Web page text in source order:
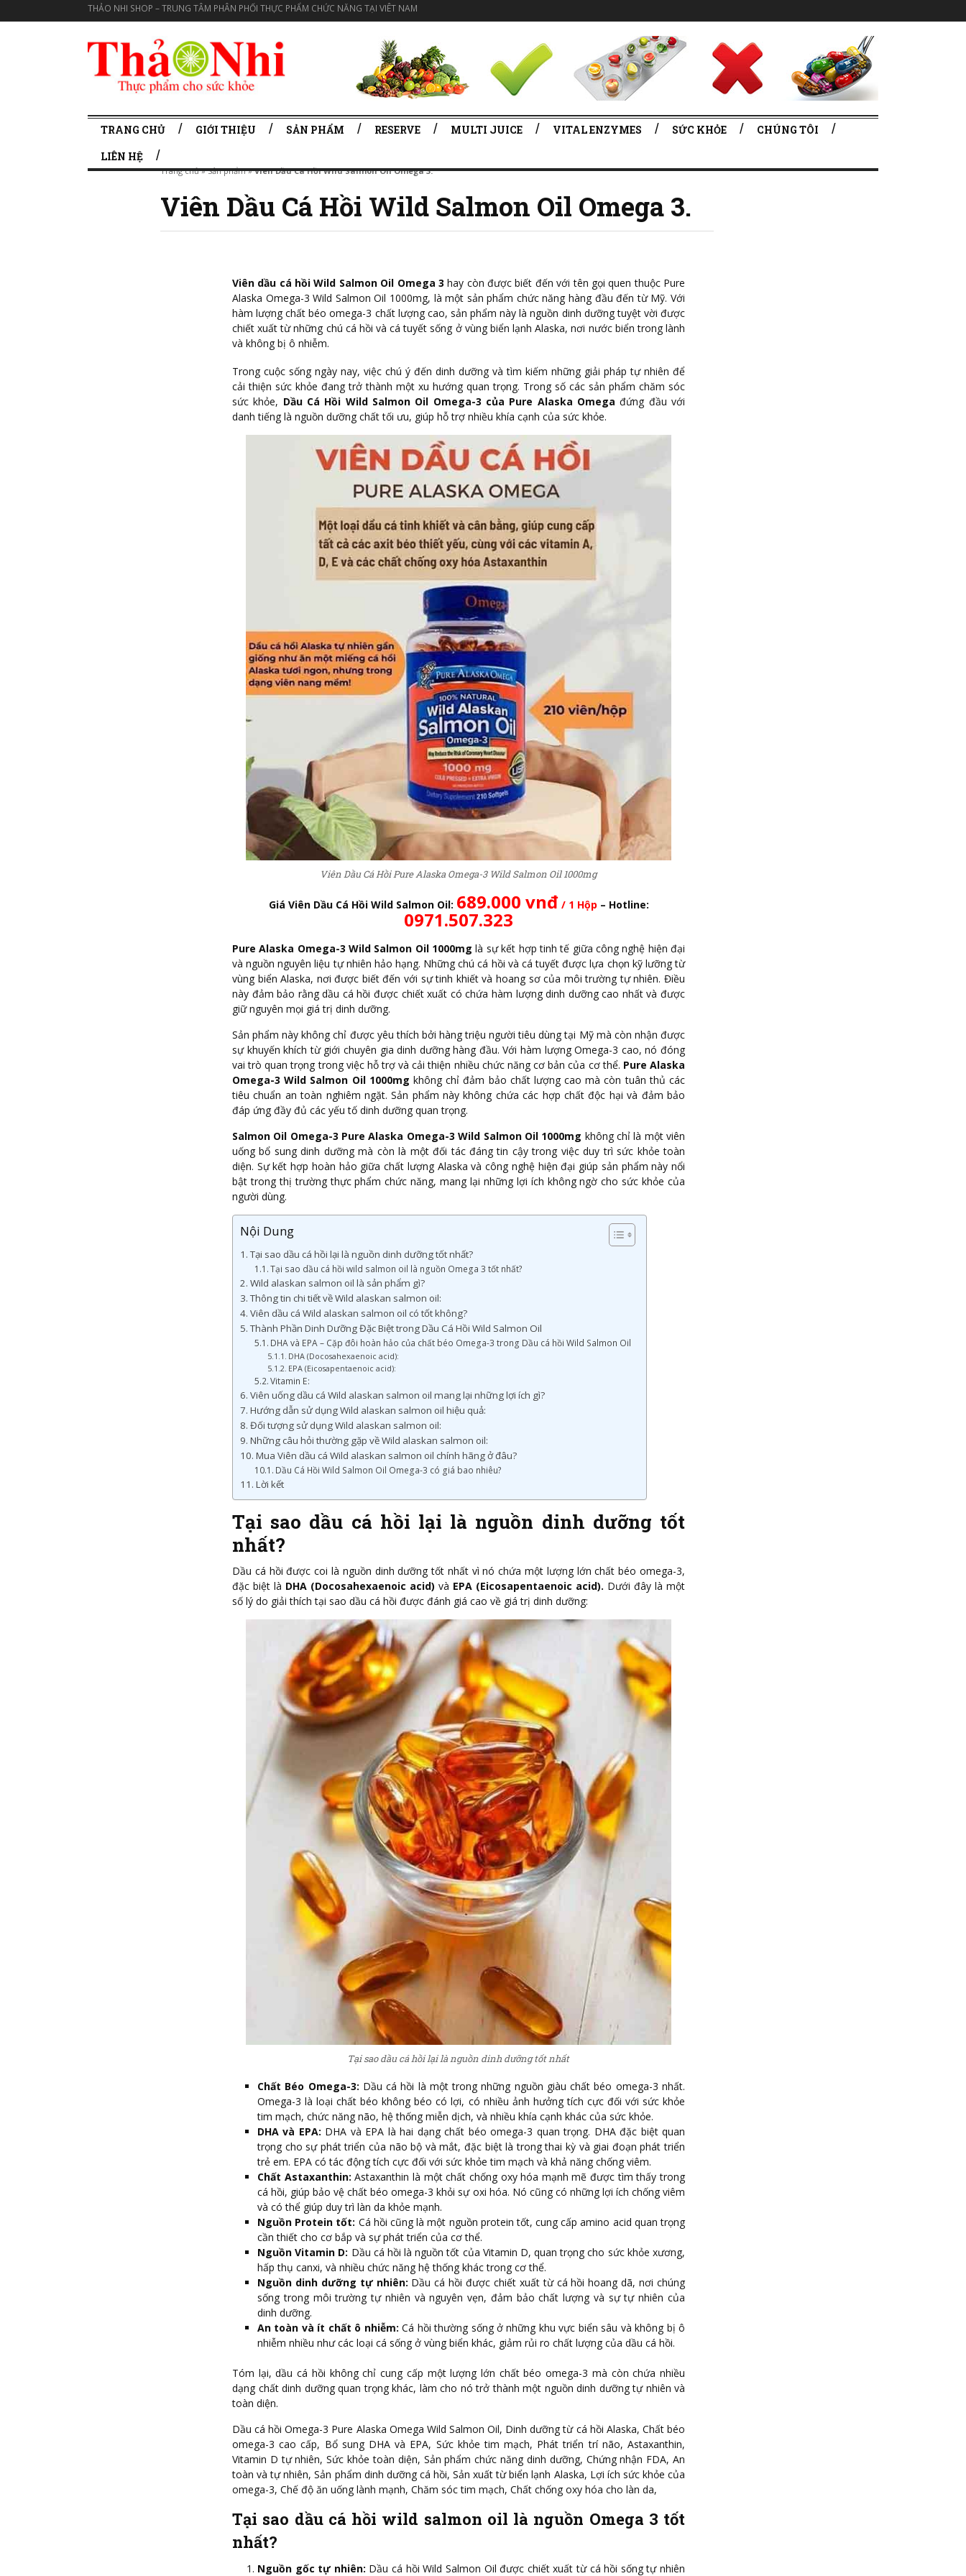
THẢO NHI SHOP – TRUNG TÂM PHÂN PHỐI THỰC PHẨM CHỨC NĂNG TẠI VIÊT NAM
TRANG CHỦ GIỚI THIỆU SẢN PHẨM RESERVE MULTI JUICE VITAL ENZYMES SỨC KHỎE
CHÚNG TÔI
LIÊN HỆ
Trang chủ»Sản phẩm»Viên Dầu Cá Hồi Wild Salmon Oil Omega 3.
Viên Dầu Cá Hồi Wild Salmon Oil Omega 3.
Viên dầu cá hồi Wild Salmon Oil Omega 3 hay còn được biết đến với tên gọi quen thuộc Pure
Alaska Omega-3 Wild Salmon Oil 1000mg, là một sản phẩm chức năng hàng đầu đến từ Mỹ. Với
hàm lượng chất béo omega-3 chất lượng cao, sản phẩm này là nguồn dinh dưỡng tuyệt vời được
chiết xuất từ những chú cá hồi và cá tuyết sống ở vùng biển lạnh Alaska, nơi nước biển trong lành
và không bị ô nhiễm.
Trong cuộc sống ngày nay, việc chú ý đến dinh dưỡng và tìm kiếm những giải pháp tự nhiên để
cải thiện sức khỏe đang trở thành một xu hướng quan trọng. Trong số các sản phẩm chăm sóc
sức khỏe, Dầu Cá Hồi Wild Salmon Oil Omega-3 của Pure Alaska Omega đứng đầu với
danh tiếng là nguồn dưỡng chất tối ưu, giúp hỗ trợ nhiều khía cạnh của sức khỏe.
Viên Dầu Cá Hồi Pure Alaska Omega-3 Wild Salmon Oil 1000mg
Giá Viên Dầu Cá Hồi Wild Salmon Oil: 689.000 vnđ / 1 Hộp – Hotline:
0971.507.323
Pure Alaska Omega-3 Wild Salmon Oil 1000mglà sự kết hợp tinh tế giữa công nghệ hiện đại
và nguồn nguyên liệu tự nhiên hảo hạng. Những chú cá hồi và cá tuyết được lựa chọn kỹ lưỡng từ
vùng biển Alaska, nơi được biết đến với sự tinh khiết và hoang sơ của môi trường tự nhiên. Điều
này đảm bảo rằng dầu cá hồi được chiết xuất có chứa hàm lượng dinh dưỡng cao nhất và được
giữ nguyên mọi giá trị dinh dưỡng.
Sản phẩm này không chỉ được yêu thích bởi hàng triệu người tiêu dùng tại Mỹ mà còn nhận được
sự khuyến khích từ giới chuyên gia dinh dưỡng hàng đầu. Với hàm lượng Omega-3 cao, nó đóng
vai trò quan trọng trong việc hỗ trợ và cải thiện nhiều chức năng cơ bản của cơ thể. Pure Alaska
Omega-3 Wild Salmon Oil 1000mg không chỉ đảm bảo chất lượng cao mà còn tuân thủ các
tiêu chuẩn an toàn nghiêm ngặt. Sản phẩm này không chứa các hợp chất độc hại và đảm bảo
đáp ứng đầy đủ các yếu tố dinh dưỡng quan trọng.
Salmon Oil Omega-3 Pure Alaska Omega-3 Wild Salmon Oil 1000mg không chỉ là một viên
uống bổ sung dinh dưỡng mà còn là một đối tác đáng tin cậy trong việc duy trì sức khỏe toàn
diện. Sự kết hợp hoàn hảo giữa chất lượng Alaska và công nghệ hiện đại giúp sản phẩm này nổi
bật trong thị trường thực phẩm chức năng, mang lại những lợi ích không ngờ cho sức khỏe của
người dùng.
Nội Dung
Tại sao dầu cá hồi lại là nguồn dinh dưỡng tốt nhất?
Tại sao dầu cá hồi wild salmon oil là nguồn Omega 3 tốt nhất?
Wild alaskan salmon oil là sản phẩm gì?
Thông tin chi tiết về Wild alaskan salmon oil:
Viên dầu cá Wild alaskan salmon oil có tốt không?
Thành Phần Dinh Dưỡng Đặc Biệt trong Dầu Cá Hồi Wild Salmon Oil
DHA và EPA – Cặp đôi hoàn hảo của chất béo Omega-3 trong Dầu cá hồi Wild Salmon Oil
DHA (Docosahexaenoic acid):
EPA (Eicosapentaenoic acid):
Vitamin E:
Viên uống dầu cá Wild alaskan salmon oil mang lại những lợi ích gì?
Hướng dẫn sử dụng Wild alaskan salmon oil hiệu quả:
Đối tượng sử dụng Wild alaskan salmon oil:
Những câu hỏi thường gặp về Wild alaskan salmon oil:
Mua Viên dầu cá Wild alaskan salmon oil chính hãng ở đâu?
Dầu Cá Hồi Wild Salmon Oil Omega-3 có giá bao nhiêu?
Lời kết
Tại sao dầu cá hồi lại là nguồn dinh dưỡng tốt
nhất?
Dầu cá hồi được coi là nguồn dinh dưỡng tốt nhất vì nó chứa một lượng lớn chất béo omega-3,
đặc biệt là DHA (Docosahexaenoic acid) và EPA (Eicosapentaenoic acid). Dưới đây là một
số lý do giải thích tại sao dầu cá hồi được đánh giá cao về giá trị dinh dưỡng:
Tại sao dầu cá hồi lại là nguồn dinh dưỡng tốt nhất
Chất Béo Omega-3: Dầu cá hồi là một trong những nguồn giàu chất béo omega-3 nhất.
Omega-3 là loại chất béo không béo có lợi, có nhiều ảnh hưởng tích cực đối với sức khỏe
tim mạch, chức năng não, hệ thống miễn dịch, và nhiều khía cạnh khác của sức khỏe.
DHA và EPA: DHA và EPA là hai dạng chất béo omega-3 quan trọng. DHA đặc biệt quan
trọng cho sự phát triển của não bộ và mắt, đặc biệt là trong thai kỳ và giai đoạn phát triển
trẻ em. EPA có tác động tích cực đối với sức khỏe tim mạch và khả năng chống viêm.
Chất Astaxanthin: Astaxanthin là một chất chống oxy hóa mạnh mẽ được tìm thấy trong
cá hồi, giúp bảo vệ chất béo omega-3 khỏi sự oxi hóa. Nó cũng có những lợi ích chống viêm
và có thể giúp duy trì làn da khỏe mạnh.
Nguồn Protein tốt: Cá hồi cũng là một nguồn protein tốt, cung cấp amino acid quan trọng
cần thiết cho cơ bắp và sự phát triển của cơ thể.
Nguồn Vitamin D: Dầu cá hồi là nguồn tốt của Vitamin D, quan trọng cho sức khỏe xương,
hấp thụ canxi, và nhiều chức năng hệ thống khác trong cơ thể.
Nguồn dinh dưỡng tự nhiên: Dầu cá hồi được chiết xuất từ cá hồi hoang dã, nơi chúng
sống trong môi trường tự nhiên và nguyên vẹn, đảm bảo chất lượng và sự tự nhiên của
dinh dưỡng.
An toàn và ít chất ô nhiễm: Cá hồi thường sống ở những khu vực biển sâu và không bị ô
nhiễm nhiều như các loại cá sống ở vùng biển khác, giảm rủi ro chất lượng của dầu cá hồi.
Tóm lại, dầu cá hồi không chỉ cung cấp một lượng lớn chất béo omega-3 mà còn chứa nhiều
dạng chất dinh dưỡng quan trọng khác, làm cho nó trở thành một nguồn dinh dưỡng tự nhiên và
toàn diện.
Dầu cá hồi Omega-3 Pure Alaska Omega Wild Salmon Oil, Dinh dưỡng từ cá hồi Alaska, Chất béo
omega-3 cao cấp, Bổ sung DHA và EPA, Sức khỏe tim mạch, Phát triển trí não, Astaxanthin,
Vitamin D tự nhiên, Sức khỏe toàn diện, Sản phẩm chức năng dinh dưỡng, Chứng nhận FDA, An
toàn và tự nhiên, Sản phẩm dinh dưỡng cá hồi, Sản xuất từ biển lạnh Alaska, Lợi ích sức khỏe của
omega-3, Chế độ ăn uống lành mạnh, Chăm sóc tim mạch, Chất chống oxy hóa cho làn da,
Tại sao dầu cá hồi wild salmon oil là nguồn Omega 3 tốt
nhất?
Nguồn gốc tự nhiên: Dầu cá hồi Wild Salmon Oil được chiết xuất từ cá hồi sống tự nhiên